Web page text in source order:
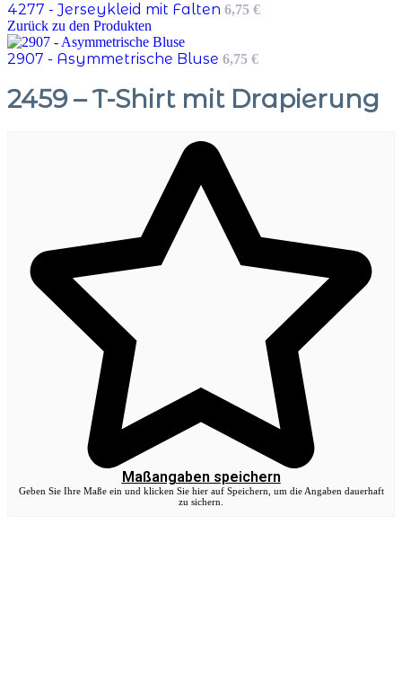
4277 - Jerseykleid mit Falten 6,75 €
Zurück zu den Produkten
2907 - Asymmetrische Bluse 6,75 €
2459 – T-Shirt mit Drapierung
Maßangaben speichern
Geben Sie Ihre Maße ein und klicken Sie hier auf Speichern, um die Angaben dauerhaft
zu sichern.